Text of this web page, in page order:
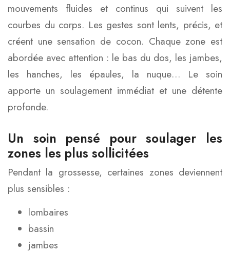
mouvements fluides et continus qui suivent les
courbes du corps. Les gestes sont lents, précis, et
créent une sensation de cocon. Chaque zone est
abordée avec attention : le bas du dos, les jambes,
les hanches, les épaules, la nuque… Le soin
apporte un soulagement immédiat et une détente
profonde.
Un soin pensé pour soulager les
zones les plus sollicitées
Pendant la grossesse, certaines zones deviennent
plus sensibles :
lombaires
bassin
jambes